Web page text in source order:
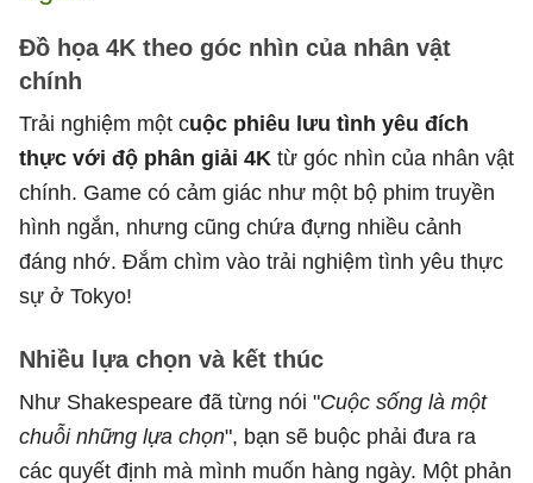
Đồ họa 4K theo góc nhìn của nhân vật
chính
Trải nghiệm một cuộc phiêu lưu tình yêu đích
thực với độ phân giải 4K từ góc nhìn của nhân vật
chính. Game có cảm giác như một bộ phim truyền
hình ngắn, nhưng cũng chứa đựng nhiều cảnh
đáng nhớ. Đắm chìm vào trải nghiệm tình yêu thực
sự ở Tokyo!
Nhiều lựa chọn và kết thúc
Như Shakespeare đã từng nói "Cuộc sống là một
chuỗi những lựa chọn", bạn sẽ buộc phải đưa ra
các quyết định mà mình muốn hàng ngày. Một phản